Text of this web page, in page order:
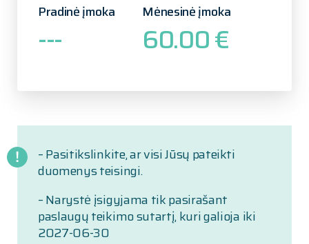
Pradinė įmoka
---
Mėnesinė įmoka
60.00 €
– Pasitikslinkite, ar visi Jūsų pateikti
duomenys teisingi.
– Narystė įsigyjama tik pasirašant
paslaugų teikimo sutartį, kuri galioja iki
2027-06-30